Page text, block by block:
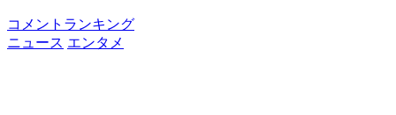
コメントランキング
ニュース エンタメ